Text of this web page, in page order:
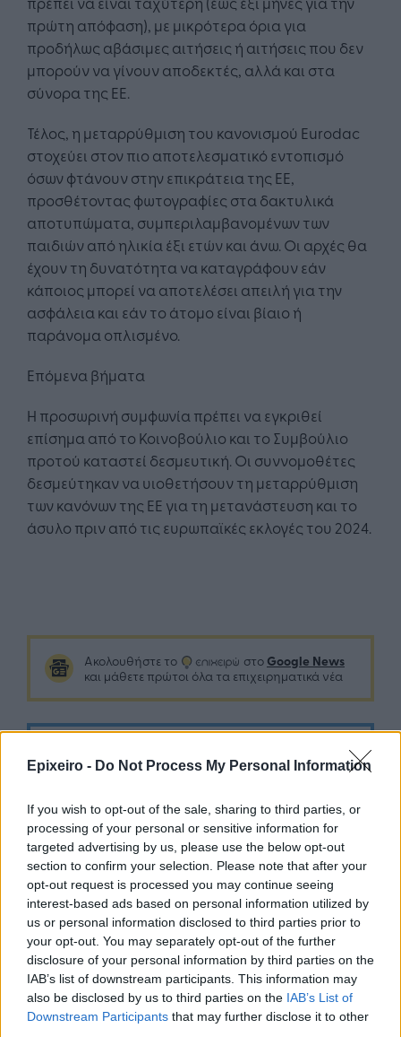
Epixeiro - Do Not Process My Personal Information
If you wish to opt-out of the sale, sharing to third parties, or
processing of your personal or sensitive information for
targeted advertising by us, please use the below opt-out
section to confirm your selection. Please note that after your
opt-out request is processed you may continue seeing
interest-based ads based on personal information utilized by
us or personal information disclosed to third parties prior to
your opt-out. You may separately opt-out of the further
disclosure of your personal information by third parties on the
IAB’s list of downstream participants. This information may
also be disclosed by us to third parties on the IAB’s List of
Downstream Participants that may further disclose it to other
πρώτη απόφαση), με μικρότερα όρια για
προδήλως αβάσιμες αιτήσεις ή αιτήσεις που δεν
μπορούν να γίνουν αποδεκτές, αλλά και στα
σύνορα της ΕΕ.
Τέλος, η μεταρρύθμιση του κανονισμού Eurodac
στοχεύει στον πιο αποτελεσματικό εντοπισμό
όσων φτάνουν στην επικράτεια της ΕΕ,
προσθέτοντας φωτογραφίες στα δακτυλικά
αποτυπώματα, συμπεριλαμβανομένων των
παιδιών από ηλικία έξι ετών και άνω. Οι αρχές θα
έχουν τη δυνατότητα να καταγράφουν εάν
κάποιος μπορεί να αποτελέσει απειλή για την
ασφάλεια και εάν το άτομο είναι βίαιο ή
παράνομα οπλισμένο.
Επόμενα βήματα
Η προσωρινή συμφωνία πρέπει να εγκριθεί
επίσημα από το Κοινοβούλιο και το Συμβούλιο
προτού καταστεί δεσμευτική. Οι συννομοθέτες
δεσμεύτηκαν να υιοθετήσουν τη μεταρρύθμιση
των κανόνων της ΕΕ για τη μετανάστευση και το
άσυλο πριν από τις ευρωπαϊκές εκλογές του 2024.
Ακολουθήστε το στο Google News
και μάθετε πρώτοι όλα τα επιχειρηματικά νέα
Ειδήσειςαπό την Ελλάδα και τον κόσμο στο
Σχολιάστε
... σχόλια| Κάνε click για να σχολιάσεις